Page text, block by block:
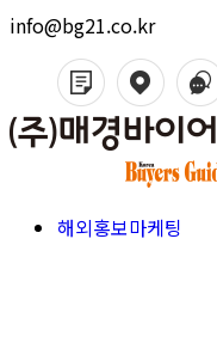
info@bg21.co.kr
해외홍보마케팅